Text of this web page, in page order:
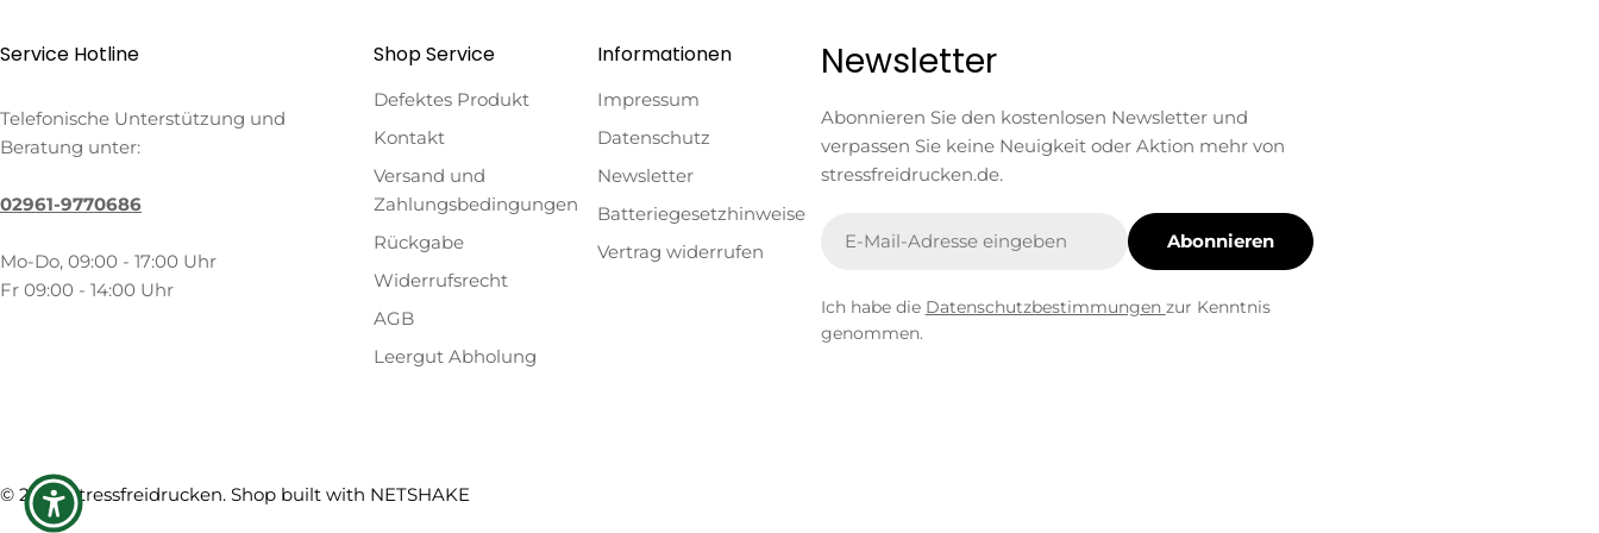
Service Hotline
Telefonische Unterstützung und
Beratung unter:
02961-9770686
Mo-Do, 09:00 - 17:00 Uhr
Fr 09:00 - 14:00 Uhr
Shop Service
Defektes Produkt
Kontakt
Versand und
Zahlungsbedingungen
Rückgabe
Widerrufsrecht
AGB
Leergut Abholung
Informationen
Impressum
Datenschutz
Newsletter
Batteriegesetzhinweise
Vertrag widerrufen
Newsletter
Abonnieren Sie den kostenlosen Newsletter und
verpassen Sie keine Neuigkeit oder Aktion mehr von
stressfreidrucken.de.
Mail
Abonnieren
Ich habe die Datenschutzbestimmungen zur Kenntnis
genommen.
© 2026Stressfreidrucken. Shop built with NETSHAKE